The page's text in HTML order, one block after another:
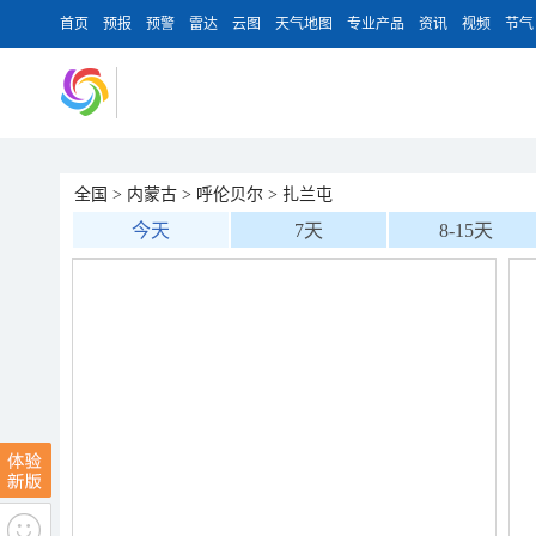
首页 预报 预警 雷达 云图 天气地图 专业产品 资讯 视频 节气
全国 > 内蒙古 > 呼伦贝尔 > 扎兰屯
今天 7天 8-15天